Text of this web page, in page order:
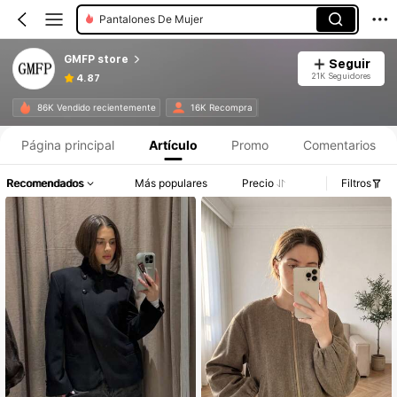
Pantalones De Mujer
GMFP store
4.87
Seguir
21K Seguidores
86K Vendido recientemente 16K Recompra
Página principal Artículo Promo Comentarios
Recomendados Más populares Precio Filtros